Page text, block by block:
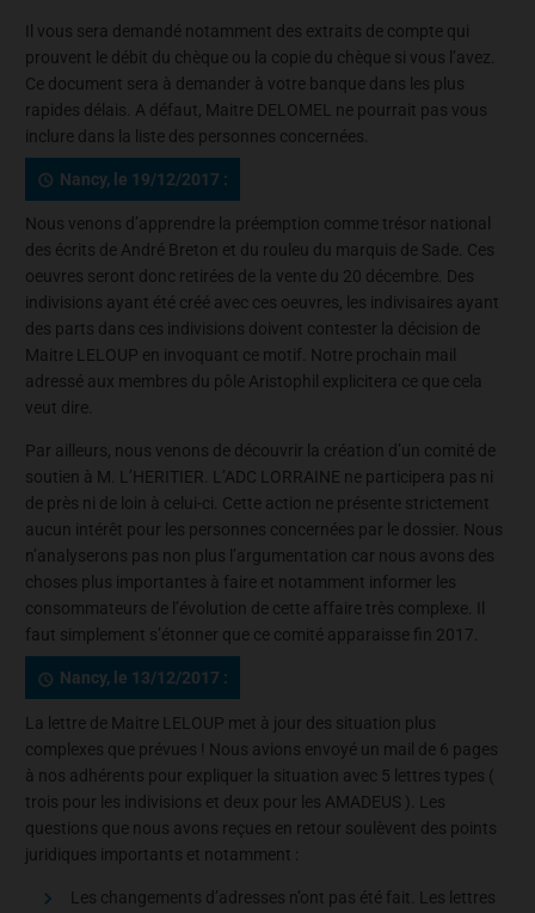
Il vous sera demandé notamment des extraits de compte qui
prouvent le débit du chèque ou la copie du chèque si vous l’avez.
Ce document sera à demander à votre banque dans les plus
rapides délais. A défaut, Maitre DELOMEL ne pourrait pas vous
inclure dans la liste des personnes concernées.
Nancy, le 19/12/2017 :
Nous venons d’apprendre la préemption comme trésor national
des écrits de André Breton et du rouleu du marquis de Sade. Ces
oeuvres seront donc retirées de la vente du 20 décembre. Des
indivisions ayant été créé avec ces oeuvres, les indivisaires ayant
des parts dans ces indivisions doivent contester la décision de
Maitre LELOUP en invoquant ce motif. Notre prochain mail
adressé aux membres du pôle Aristophil explicitera ce que cela
veut dire.
Par ailleurs, nous venons de découvrir la création d’un comité de
soutien à M. L’HERITIER. L’ADC LORRAINE ne participera pas ni
de près ni de loin à celui-ci. Cette action ne présente strictement
aucun intérêt pour les personnes concernées par le dossier. Nous
n’analyserons pas non plus l’argumentation car nous avons des
choses plus importantes à faire et notamment informer les
consommateurs de l’évolution de cette affaire très complexe. Il
faut simplement s’étonner que ce comité apparaisse fin 2017.
Nancy, le 13/12/2017 :
La lettre de Maitre LELOUP met à jour des situation plus
complexes que prévues ! Nous avions envoyé un mail de 6 pages
à nos adhérents pour expliquer la situation avec 5 lettres types (
trois pour les indivisions et deux pour les AMADEUS ). Les
questions que nous avons reçues en retour soulèvent des points
juridiques importants et notamment :
Les changements d’adresses n’ont pas été fait. Les lettres